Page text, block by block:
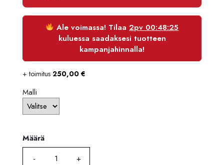
Ale voimassa! Tilaa2pv 00:48:25
kuluessa saadaksesi tuotteen
kampanjahinnalla!
+ toimitus 250,00 €
Malli
Määrä
Määrä